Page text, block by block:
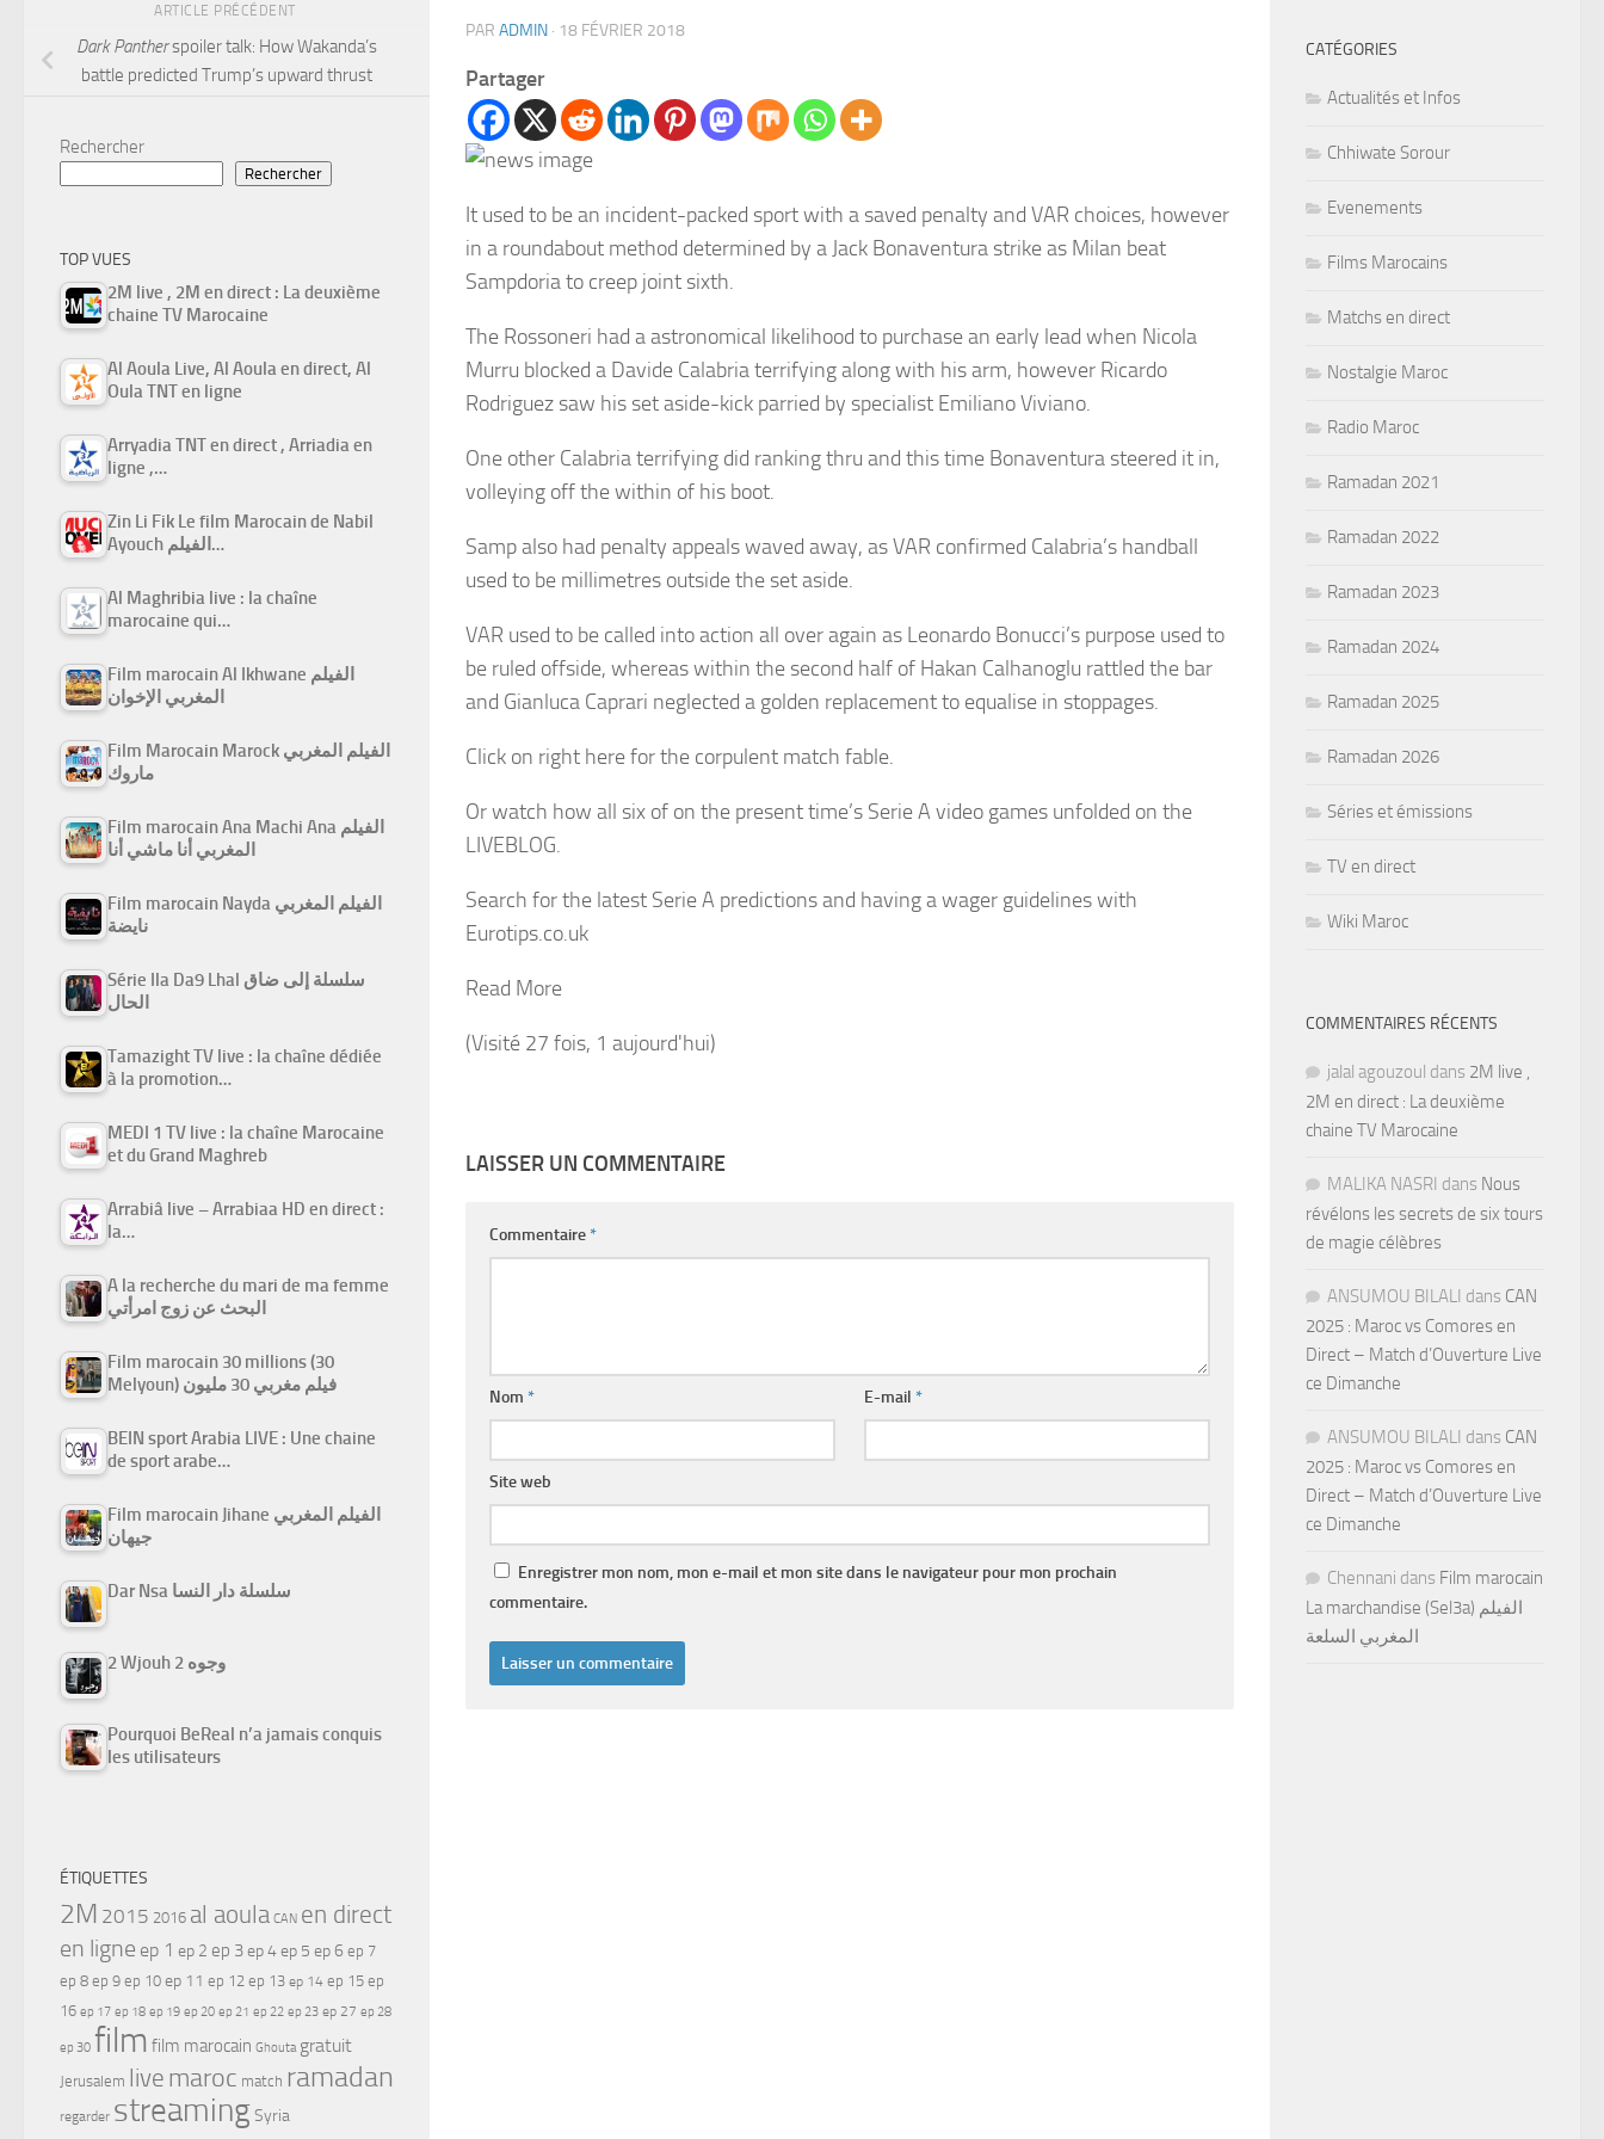
PAR ADMIN · 18 FÉVRIER 2018
Partager
It used to be an incident-packed sport with a saved penalty and VAR choices, however
in a roundabout method determined by a Jack Bonaventura strike as Milan beat
Sampdoria to creep joint sixth.
The Rossoneri had a astronomical likelihood to purchase an early lead when Nicola
Murru blocked a Davide Calabria terrifying along with his arm, however Ricardo
Rodriguez saw his set aside-kick parried by specialist Emiliano Viviano.
One other Calabria terrifying did ranking thru and this time Bonaventura steered it in,
volleying off the within of his boot.
Samp also had penalty appeals waved away, as VAR confirmed Calabria’s handball
used to be millimetres outside the set aside.
VAR used to be called into action all over again as Leonardo Bonucci’s purpose used to
be ruled offside, whereas within the second half of Hakan Calhanoglu rattled the bar
and Gianluca Caprari neglected a golden replacement to equalise in stoppages.
Click on right here for the corpulent match fable.
Or watch how all six of on the present time’s Serie A video games unfolded on the
LIVEBLOG.
Search for the latest Serie A predictions and having a wager guidelines with
Eurotips.co.uk
Read More
(Visité 27 fois, 1 aujourd'hui)
LAISSER UN COMMENTAIRE
Commentaire*
Nom * E-mail*
Site web
Enregistrer mon nom, mon e-mail et mon site dans le navigateur pour mon prochain
commentaire.
ARTICLE PRÉCÉDENT
Dark Pantherspoiler talk: How Wakanda’s
battle predicted Trump’s upward thrust
Rechercher
Rechercher
TOP VUES
2M live , 2M en direct : La deuxième
chaine TV Marocaine
Al Aoula Live, Al Aoula en direct, Al
Oula TNT en ligne
Arryadia TNT en direct , Arriadia en
ligne ,…
Zin Li Fik Le film Marocain de Nabil
Ayouch الفيلم…
Al Maghribia live : la chaîne
marocaine qui…
Film marocain Al Ikhwane الفيلم
المغربي الإخوان
Film Marocain Marock الفيلم المغربي
ماروك
Film marocain Ana Machi Ana الفيلم
المغربي أنا ماشي أنا
Film marocain Nayda الفيلم المغربي
نايضة
Série Ila Da9 Lhal سلسلة إلى ضاق
الحال
Tamazight TV live : la chaîne dédiée
à la promotion…
MEDI 1 TV live : la chaîne Marocaine
et du Grand Maghreb
Arrabiâ live – Arrabiaa HD en direct :
la…
A la recherche du mari de ma femme
البحث عن زوج امرأتي
Film marocain 30 millions (30
Melyoun) فيلم مغربي 30 مليون
BEIN sport Arabia LIVE : Une chaine
de sport arabe…
Film marocain Jihane الفيلم المغربي
جيهان
Dar Nsa سلسلة دار النسا
2 Wjouh 2 وجوه
Pourquoi BeReal n’a jamais conquis
les utilisateurs
ÉTIQUETTES
2M 2015 2016 al aoula CAN en direct
en ligne ep 1 ep 2 ep 3ep 4ep 5 ep 6 ep 7
ep 8 ep 9 ep 10 ep 11 ep 12 ep 13 ep 14 ep 15 ep
16 ep 17 ep 18 ep 19 ep 20 ep 21 ep 22 ep 23 ep 27 ep 28
ep 30 film film marocain Ghouta gratuit
Jerusalem live maroc match ramadan
regarder streamingSyria
CATÉGORIES
Actualités et Infos
Chhiwate Sorour
Evenements
Films Marocains
Matchs en direct
Nostalgie Maroc
Radio Maroc
Ramadan 2021
Ramadan 2022
Ramadan 2023
Ramadan 2024
Ramadan 2025
Ramadan 2026
Séries et émissions
TV en direct
Wiki Maroc
COMMENTAIRES RÉCENTS
jalal agouzoul dans 2M live ,
2M en direct : La deuxième
chaine TV Marocaine
MALIKA NASRI dans Nous
révélons les secrets de six tours
de magie célèbres
ANSUMOU BILALI dans CAN
2025 : Maroc vs Comores en
Direct – Match d’Ouverture Live
ce Dimanche
ANSUMOU BILALI dans CAN
2025 : Maroc vs Comores en
Direct – Match d’Ouverture Live
ce Dimanche
Chennani dans Film marocain
La marchandise (Sel3a) الفيلم
المغربي السلعة